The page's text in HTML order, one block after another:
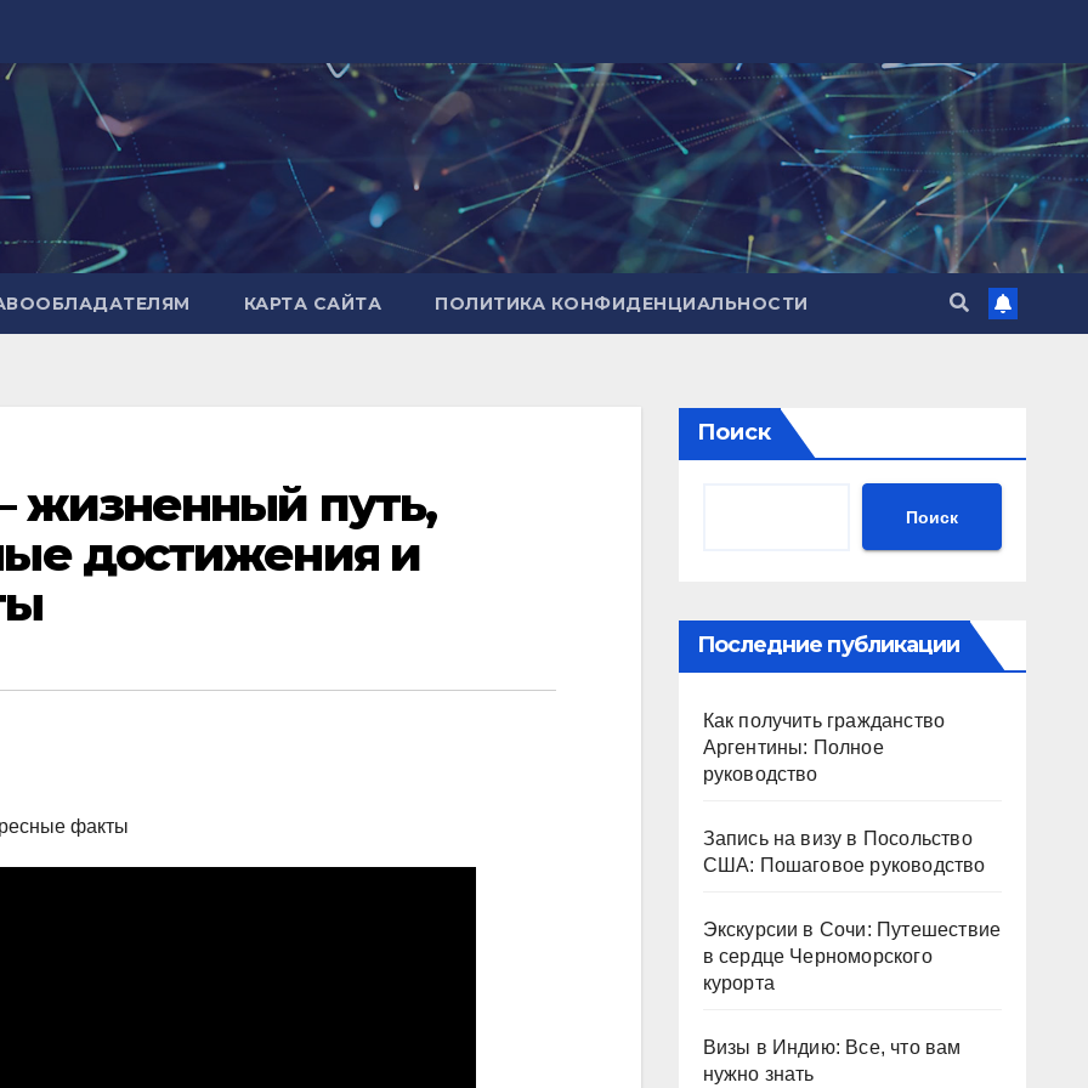
КАРТА САЙТА ПОЛИТИКА КОНФИДЕНЦИАЛЬНОСТИ
жизненный путь,
достижения и
Поиск
Поиск
Последние публикации
Как получить гражданство
Аргентины: Полное
руководство
Запись на визу в Посольство
США: Пошаговое руководство
Экскурсии в Сочи: Путешествие
в сердце Черноморского
курорта
Визы в Индию: Все, что вам
нужно знать